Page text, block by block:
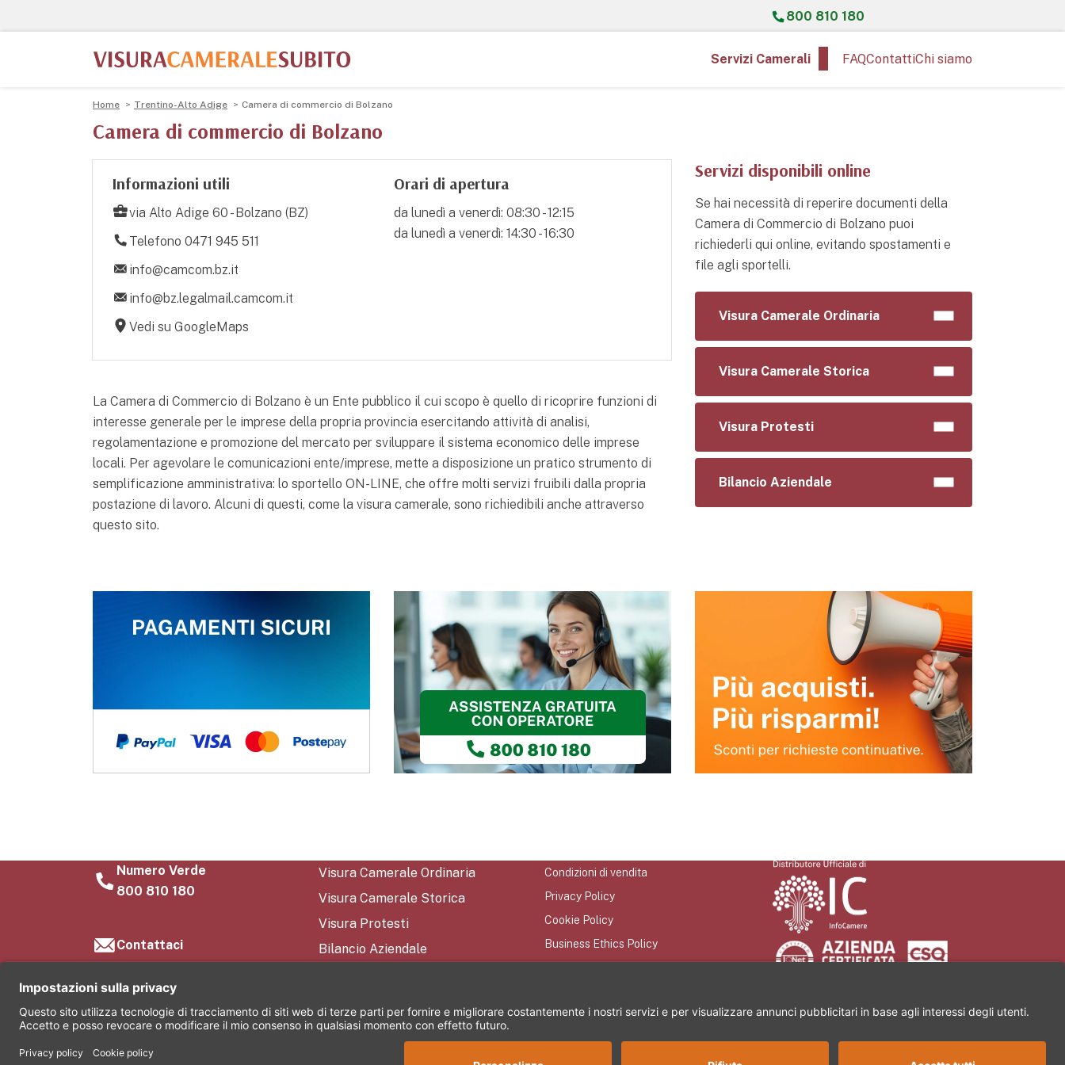
800 810 180
Servizi Camerali FAQContattiChi siamo
Home Trentino-Alto Adige Camera di commercio di Bolzano
Camera di commercio di Bolzano
Informazioni utili
via Alto Adige 60 - Bolzano (BZ)
Telefono 0471 945 511
info@camcom.bz.it
info@bz.legalmail.camcom.it
Vedi su GoogleMaps
Orari di apertura
da lunedì a venerdì: 08:30 - 12:15
da lunedì a venerdì: 14:30 - 16:30
La Camera di Commercio di Bolzano è un Ente pubblico il cui scopo è quello di ricoprire funzioni di
interesse generale per le imprese della propria provincia esercitando attività di analisi,
regolamentazione e promozione del mercato per sviluppare il sistema economico delle imprese
locali. Per agevolare le comunicazioni ente/imprese, mette a disposizione un pratico strumento di
semplificazione amministrativa: lo sportello ON-LINE, che offre molti servizi fruibili dalla propria
postazione di lavoro. Alcuni di questi, come la visura camerale, sono richiedibili anche attraverso
questo sito.
Servizi disponibili online
Se hai necessità di reperire documenti della
Camera di Commercio di Bolzano puoi
richiederli qui online, evitando spostamenti e
file agli sportelli.
Visura Camerale Ordinaria
Visura Camerale Storica
Visura Protesti
Bilancio Aziendale
Numero Verde
800 810 180
Contattaci
Visura Camerale Ordinaria
Visura Camerale Storica
Visura Protesti
Bilancio Aziendale
Chi siamo
Condizioni di vendita
Privacy Policy
Cookie Policy
Business Ethics Policy
©2026 Comas S.r.l. Società soggetta all’attività di direzione e coordinamento di CRIBIS Holding S.r.l. - Società con unico socio Via Martiri di Civitella, 11 | 52100 Arezzo | Partita Iva